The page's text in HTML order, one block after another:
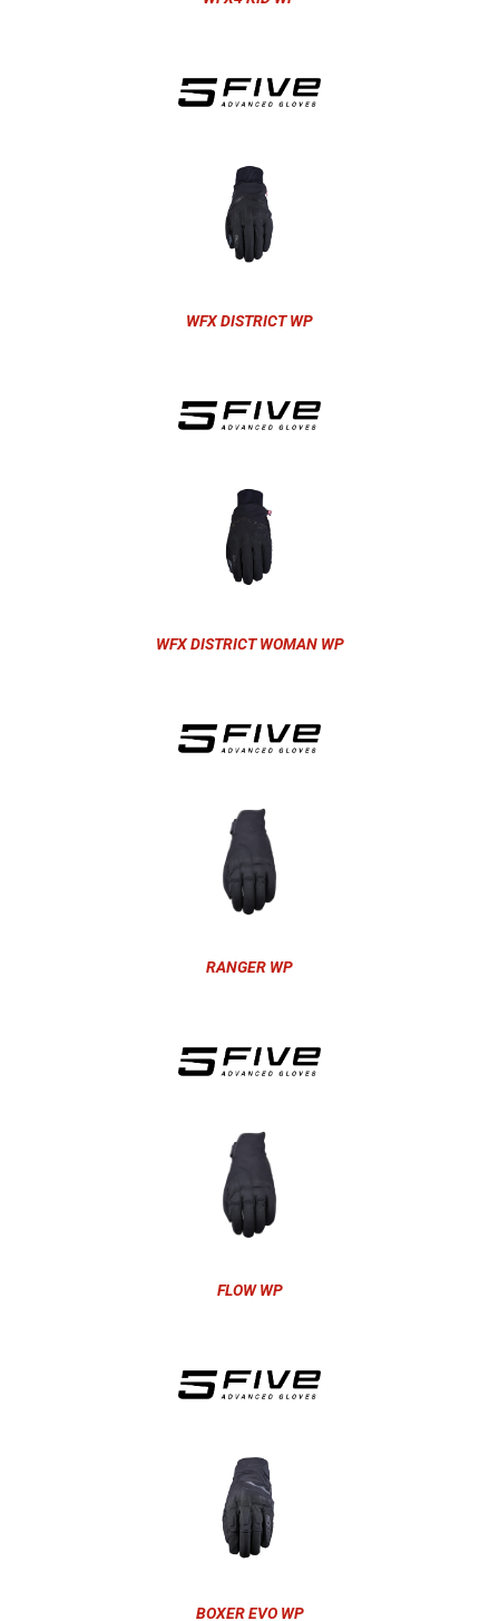
WFX DISTRICT WP
WFX DISTRICT WOMAN WP
RANGER WP
FLOW WP
BOXER EVO WP